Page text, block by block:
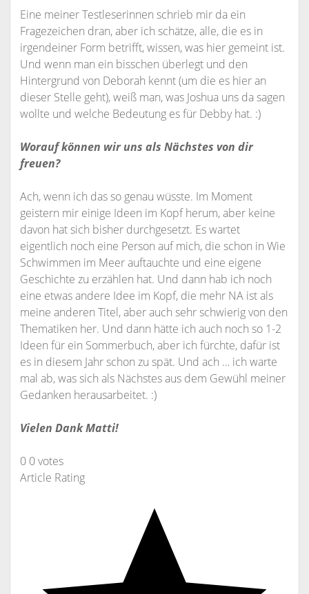
Eine meiner Testleserinnen schrieb mir da ein
Fragezeichen dran, aber ich schätze, alle, die es in
irgendeiner Form betrifft, wissen, was hier gemeint ist.
Und wenn man ein bisschen überlegt und den
Hintergrund von Deborah kennt (um die es hier an
dieser Stelle geht), weiß man, was Joshua uns da sagen
wollte und welche Bedeutung es für Debby hat. :)
Worauf können wir uns als Nächstes von dir
freuen?
Ach, wenn ich das so genau wüsste. Im Moment
geistern mir einige Ideen im Kopf herum, aber keine
davon hat sich bisher durchgesetzt. Es wartet
eigentlich noch eine Person auf mich, die schon in Wie
Schwimmen im Meer auftauchte und eine eigene
Geschichte zu erzählen hat. Und dann hab ich noch
eine etwas andere Idee im Kopf, die mehr NA ist als
meine anderen Titel, aber auch sehr schwierig von den
Thematiken her. Und dann hätte ich auch noch so 1-2
Ideen für ein Sommerbuch, aber ich fürchte, dafür ist
es in diesem Jahr schon zu spät. Und ach … ich warte
mal ab, was sich als Nächstes aus dem Gewühl meiner
Gedanken herausarbeitet. :)
Vielen Dank Matti!
0 0votes
Article Rating